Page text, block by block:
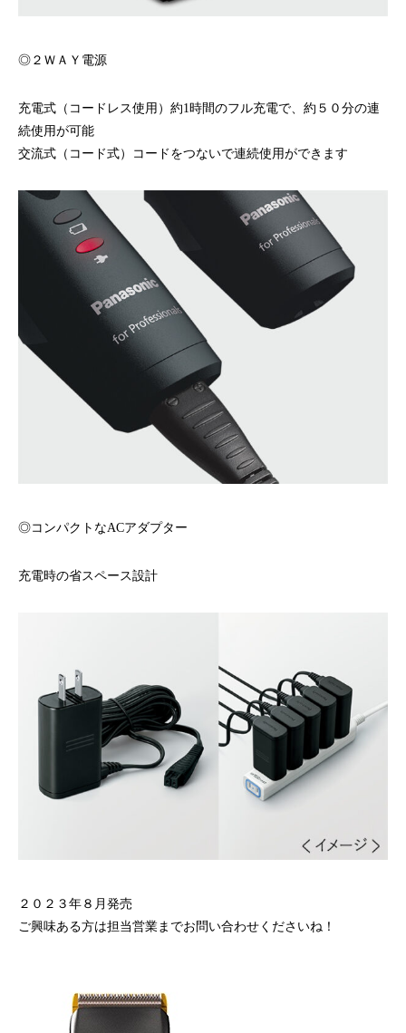
◎２ＷＡＹ電源
充電式（コードレス使用）約1時間のフル充電で、約５０分の連
続使用が可能
交流式（コード式）コードをつないで連続使用ができます
◎コンパクトなACアダプター
充電時の省スペース設計
２０２３年８月発売
ご興味ある方は担当営業までお問い合わせくださいね！